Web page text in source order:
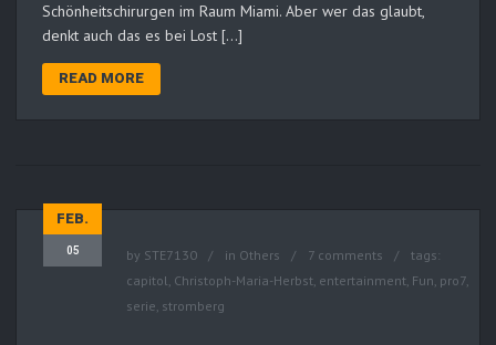
Schönheitschirurgen im Raum Miami. Aber wer das glaubt,
denkt auch das es bei Lost […]
READ MORE
FEB.
05 by STE7130 in Others 7 comments
tags:
capitol, Christoph-Maria-Herbst, entertainment, Fun, pro7,
serie, stromberg